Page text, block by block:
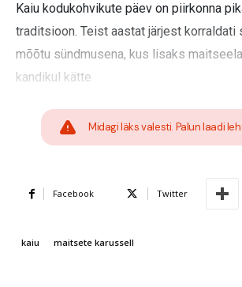
Kaiu kodukohvikute päev on piirkonna
traditsioon. Teist aastat järjest
mõõtu sündmusena, kus lisaks
kandikul kätte
Midagi läks valesti. Palun laadi
Facebook Twitter
kaiu maitsete karussell